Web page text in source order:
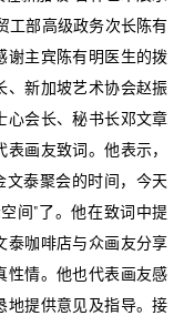
工部高级政务次长陈有
谢主宾陈有明医生的拨
、新加坡艺术协会赵振
心会长、秘书长邓文章
画友致词。他表示，
文泰聚会的时间，今天
间”了。他在致词中提
泰咖啡店与众画友分享
性情。他也代表画友感
地提供意见及指导。接